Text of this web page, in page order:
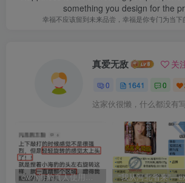
something you design for the
幸福不应该留到未来品尝，幸福是你专门为当下
真爱无敌 关
0 1641 0
这家伙很懒，什么都没有写
cw小海豹真人使用视频教学，小海豹到底咋用？